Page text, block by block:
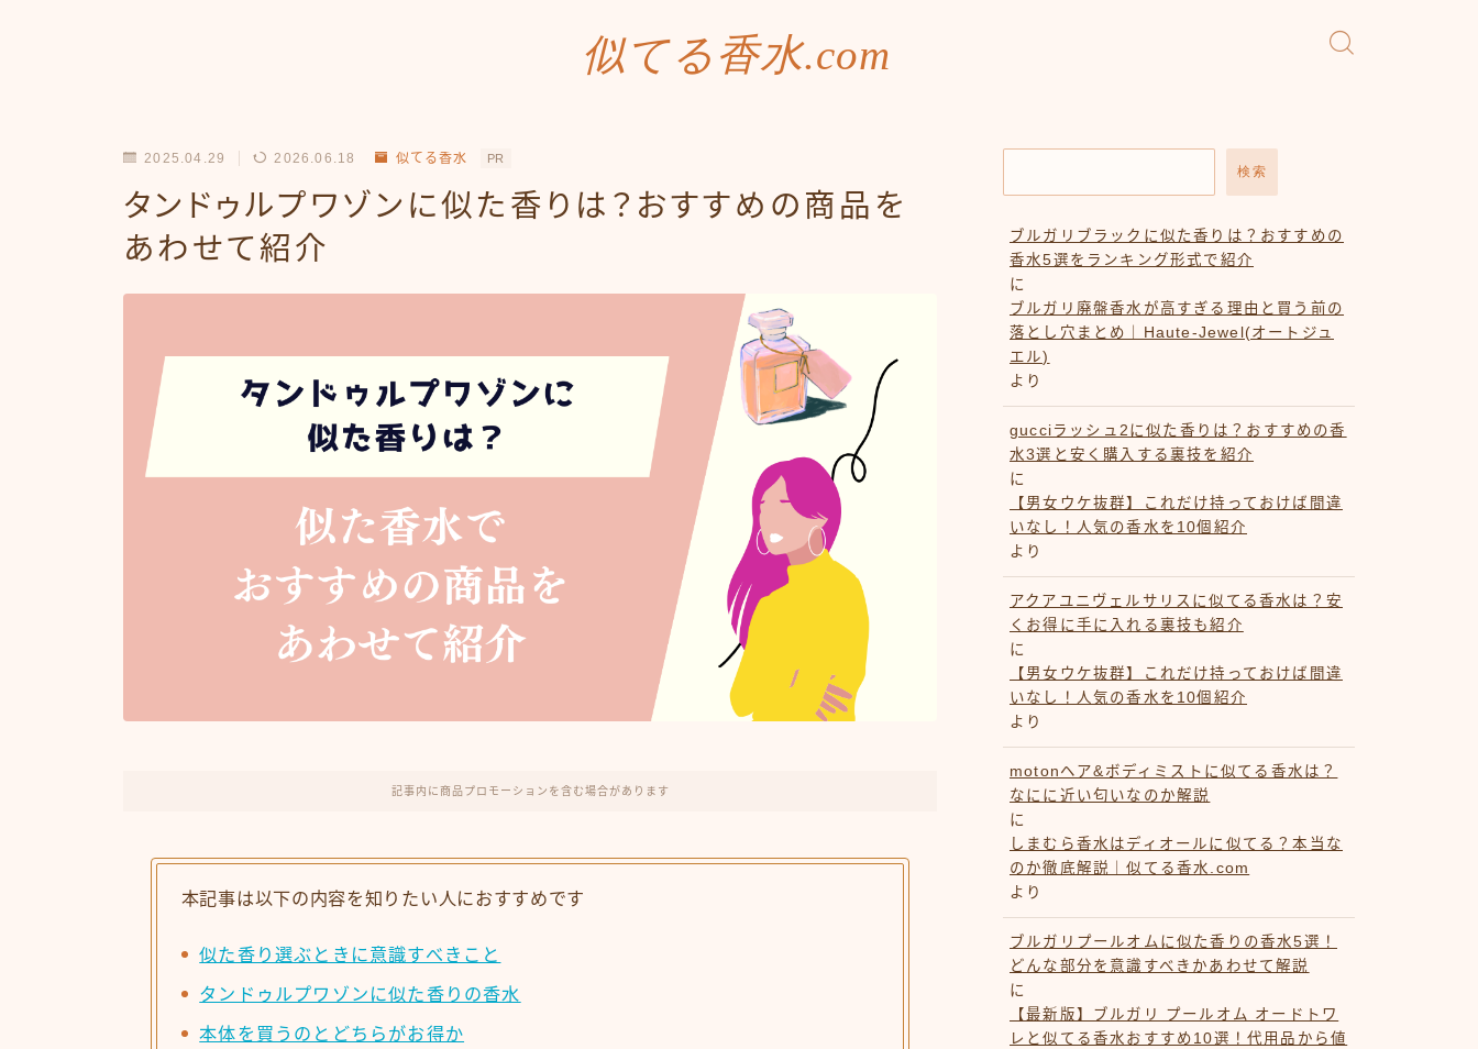
似てる香水.com
2025.04.29 2026.06.18 似てる香水 PR
タンドゥルプワゾンに似た香りは？おすすめの商品を
あわせて紹介
記事内に商品プロモーションを含む場合があります
本記事は以下の内容を知りたい人におすすめです
似た香り選ぶときに意識すべきこと
タンドゥルプワゾンに似た香りの香水
本体を買うのとどちらがお得か
検索
ブルガリブラックに似た香りは？おすすめの
香水5選をランキング形式で紹介
に
ブルガリ廃盤香水が高すぎる理由と買う前の
落とし穴まとめ｜Haute-Jewel(オートジュ
エル)
より
gucciラッシュ2に似た香りは？おすすめの香
水3選と安く購入する裏技を紹介
に
【男女ウケ抜群】これだけ持っておけば間違
いなし！人気の香水を10個紹介
より
アクアユニヴェルサリスに似てる香水は？安
くお得に手に入れる裏技も紹介
に
【男女ウケ抜群】これだけ持っておけば間違
いなし！人気の香水を10個紹介
より
motonヘア&ボディミストに似てる香水は？
なにに近い匂いなのか解説
に
しまむら香水はディオールに似てる？本当な
のか徹底解説｜似てる香水.com
より
ブルガリプールオムに似た香りの香水5選！
どんな部分を意識すべきかあわせて解説
に
【最新版】ブルガリ プールオム オードトワ
レと似てる香水おすすめ10選！代用品から値